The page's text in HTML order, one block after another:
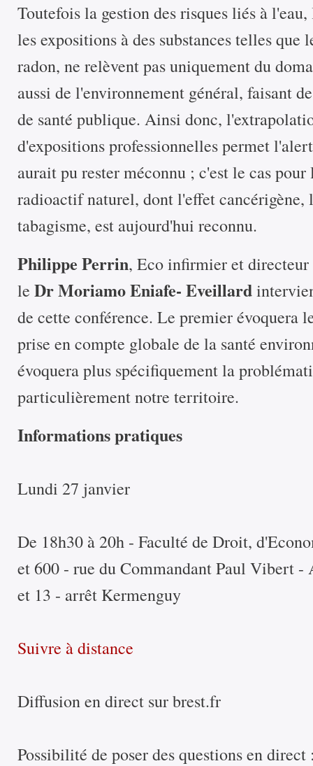
Toutefois la gestion des risques liés à
les expositions à des substances telles
radon, ne relèvent pas uniquement du
aussi de l'environnement général, faisant
de santé publique. Ainsi donc,
d'expositions professionnelles permet
aurait pu rester méconnu ; c'est le cas
radioactif naturel, dont l'effet cancérigène,
tabagisme, est aujourd'hui reconnu.
Philippe Perrin, Eco infirmier et
le Dr Moriamo Eniafe- Eveillard
de cette conférence. Le premier évoquera
prise en compte globale de la santé
évoquera plus spécifiquement la
particulièrement notre territoire.
Informations pratiques
Lundi 27 janvier
De 18h30 à 20h - Faculté de Droit,
et 600 - rue du Commandant Paul Vibert -
et 13 - arrêt Kermenguy
Suivre à distance
Diffusion en direct sur brest.fr
Possibilité de poser des questions en